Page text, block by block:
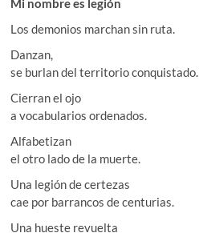
Mi nombre es legión
Los demonios marchan sin ruta.
Danzan,
se burlan del territorio conquistado.
Cierran el ojo
a vocabularios ordenados.
Alfabetizan
el otro lado de la muerte.
Una legión de certezas
cae por barrancos de centurias.
Una hueste revuelta